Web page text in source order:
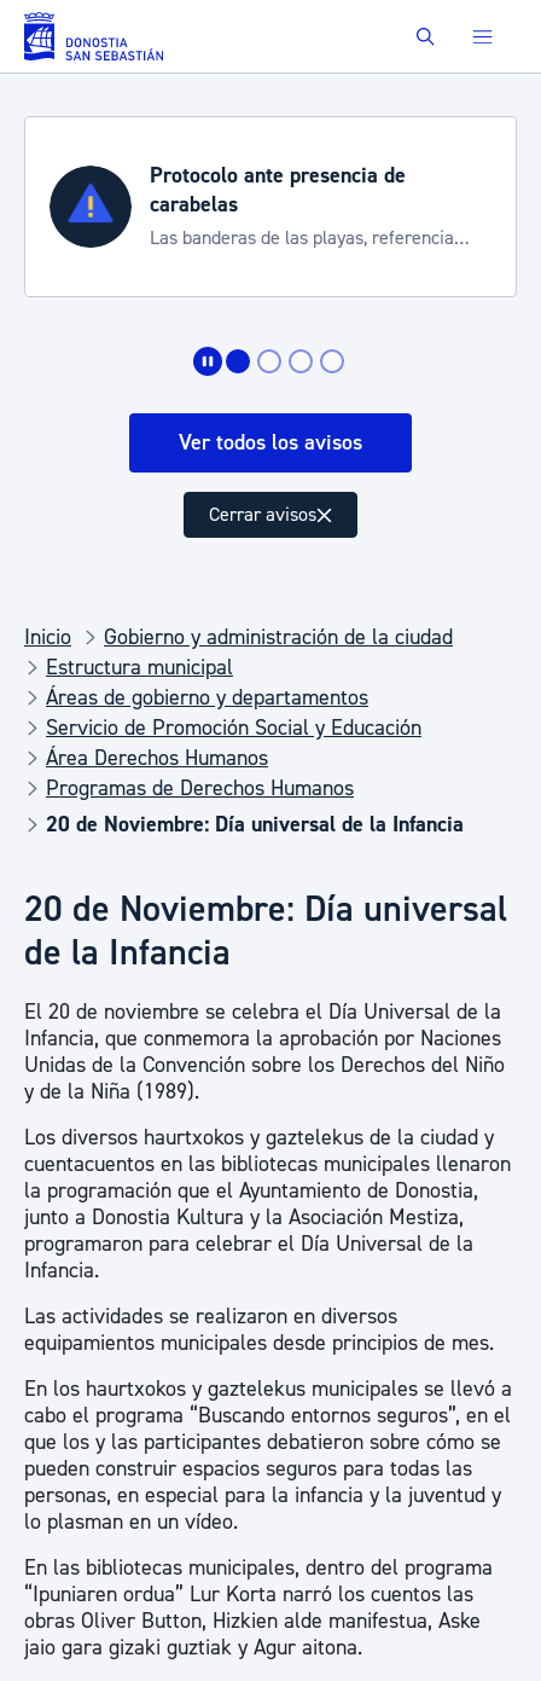
Saltar al contenido principal Buscar
Protocolo ante presencia de
carabelas
Las banderas de las playas, referencia
Ver todos los avisos
Cerrar avisos
Inicio
Gobierno y administración de la ciudad
Estructura municipal
Áreas de gobierno y departamentos
Servicio de Promoción Social y Educación
Área Derechos Humanos
Programas de Derechos Humanos
20 de Noviembre: Día universal de la Infancia
20 de Noviembre: Día universal
de la Infancia
El 20 de noviembre se celebra el Día Universal de la
Infancia, que conmemora la aprobación por Naciones
Unidas de la Convención sobre los Derechos del Niño
y de la Niña (1989).
Los diversos haurtxokos y gaztelekus de la ciudad y
cuentacuentos en las bibliotecas municipales llenaron
la programación que el Ayuntamiento de Donostia,
junto a Donostia Kultura y la Asociación Mestiza,
programaron para celebrar el Día Universal de la
Infancia.
Las actividades se realizaron en diversos
equipamientos municipales desde principios de mes.
En los haurtxokos y gaztelekus municipales se llevó a
cabo el programa “Buscando entornos seguros”, en el
que los y las participantes debatieron sobre cómo se
pueden construir espacios seguros para todas las
personas, en especial para la infancia y la juventud y
lo plasman en un vídeo.
En las bibliotecas municipales, dentro del programa
“Ipuniaren ordua” Lur Korta narró los cuentos las
obras Oliver Button, Hizkien alde manifestua, Aske
jaio gara gizaki guztiak y Agur aitona.